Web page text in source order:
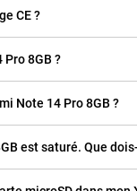
CE ?
8GB ?
Note 14 Pro 8GB ?
est saturé. Que